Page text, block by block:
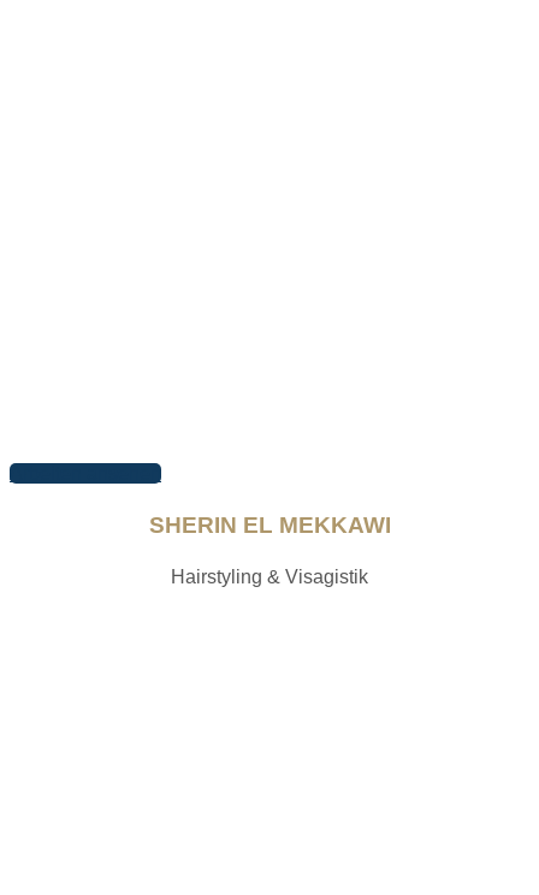
Arbeiten ansehen
SHERIN EL MEKKAWI
Hairstyling & Visagistik